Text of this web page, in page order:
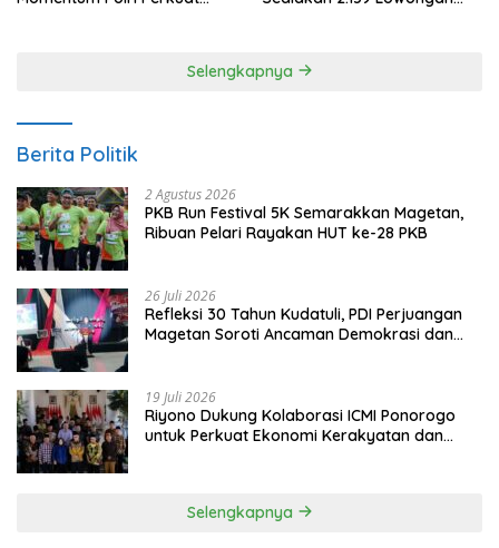
Selengkapnya
Berita Politik
2 Agustus 2026
PKB Run Festival 5K Semarakkan Magetan,
Ribuan Pelari Rayakan HUT ke-28 PKB
26 Juli 2026
Refleksi 30 Tahun Kudatuli, PDI Perjuangan
Magetan Soroti Ancaman Demokrasi dan
19 Juli 2026
Riyono Dukung Kolaborasi ICMI Ponorogo
untuk Perkuat Ekonomi Kerakyatan dan
Selengkapnya